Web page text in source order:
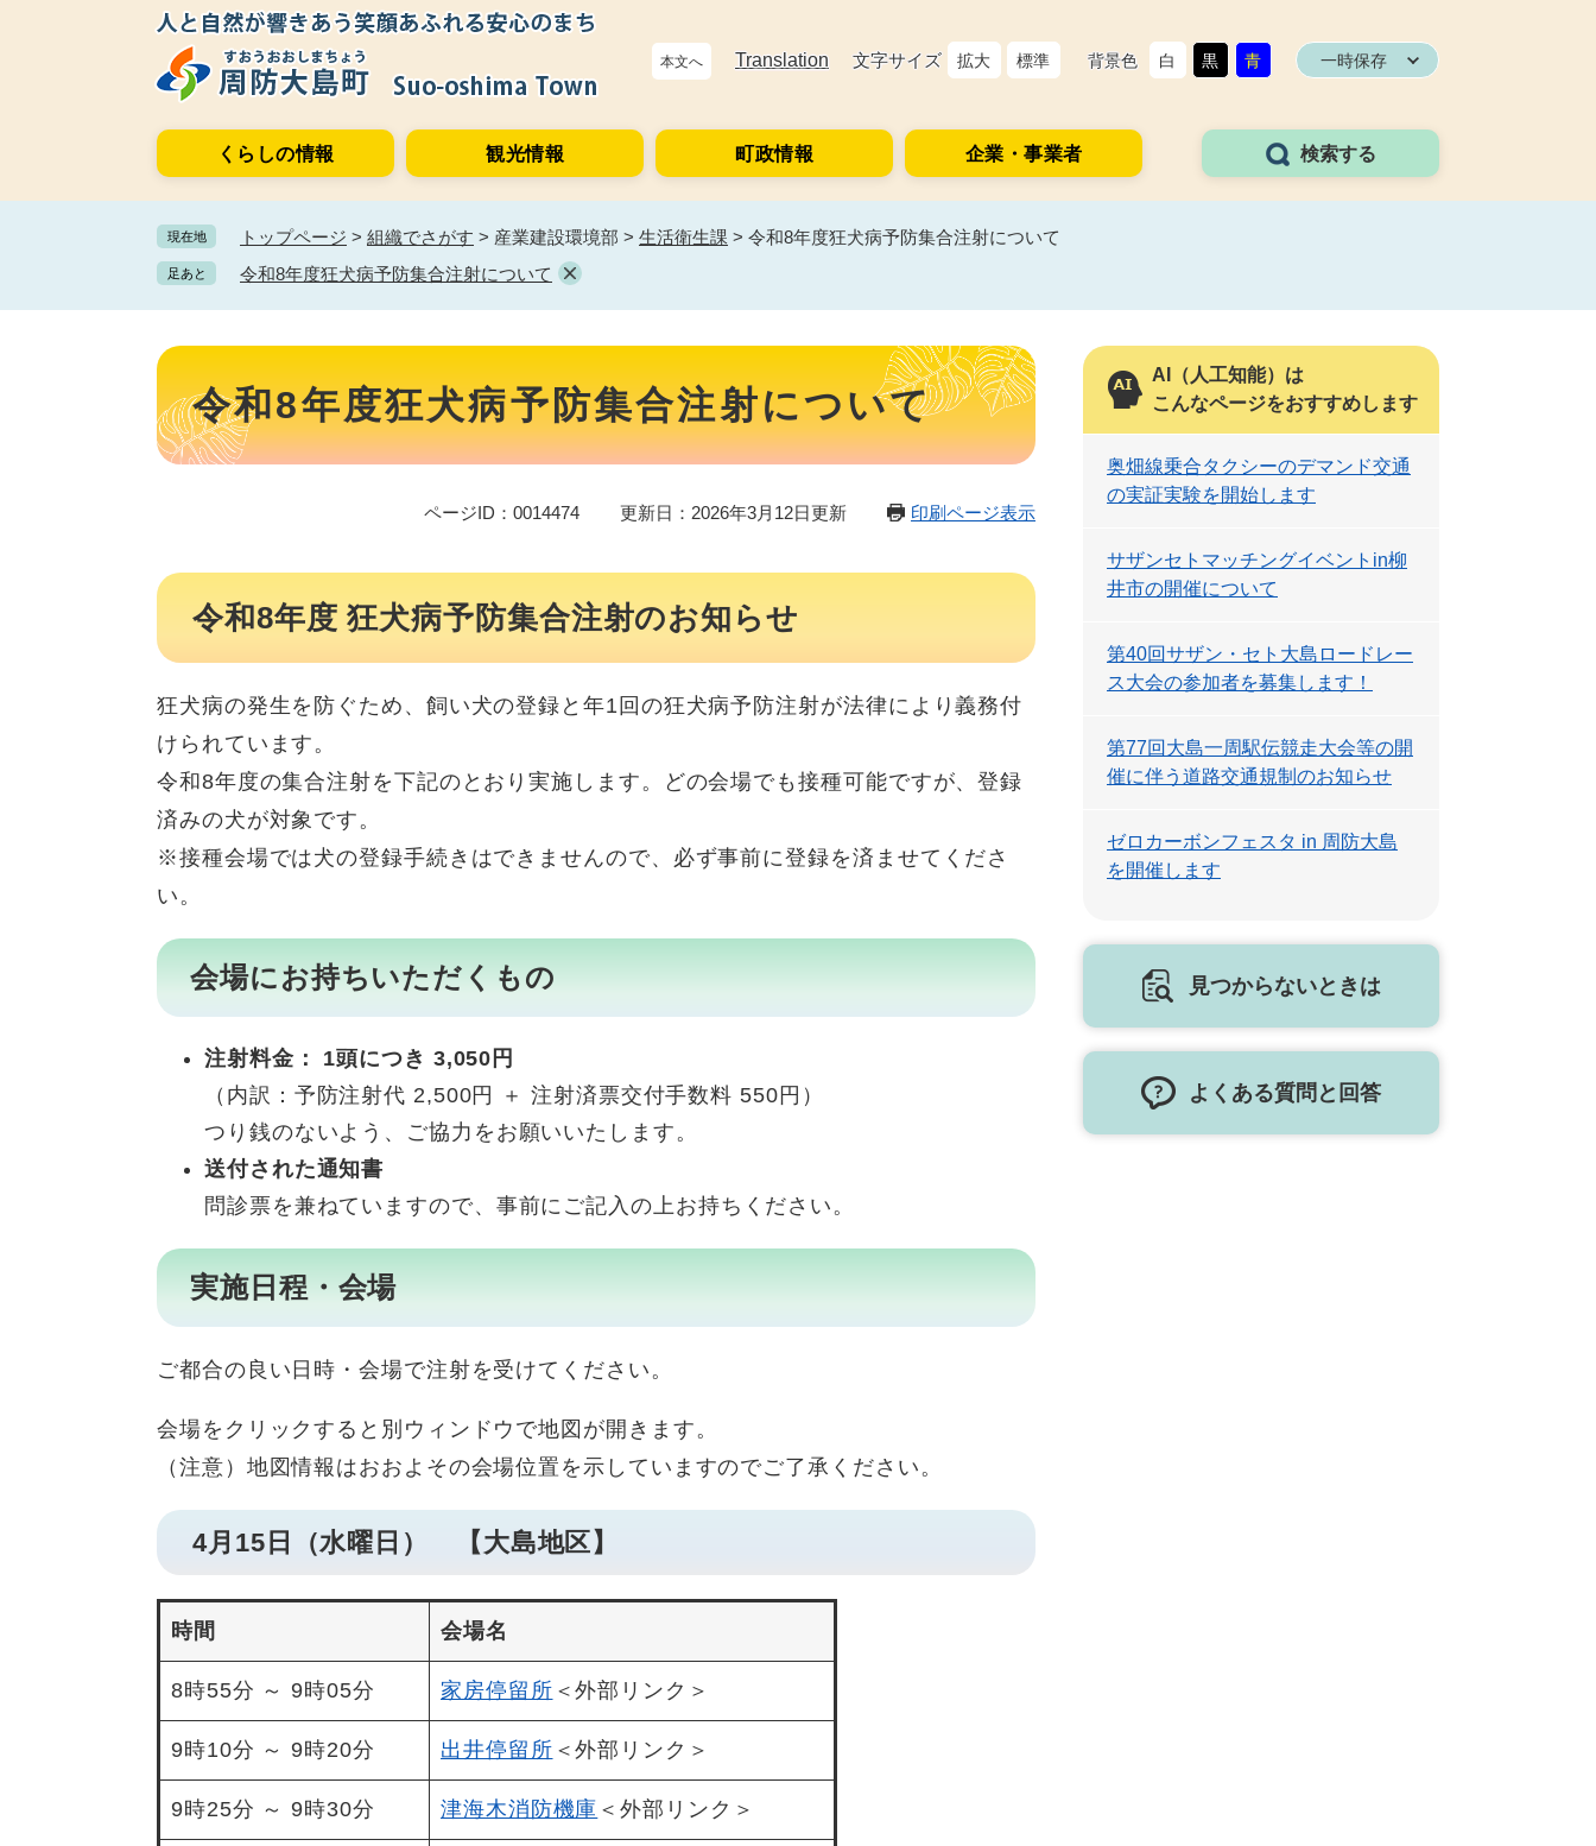
本文へ Translation 文字サイズ 拡大 標準 背景色 白 黒 青 一時保存
くらしの情報 観光情報 町政情報 企業・事業者 検索する
現在地 トップページ > 組織でさがす > 産業建設環境部 > 生活衛生課 > 令和8年度狂犬病予防集合注射について
足あと 令和8年度狂犬病予防集合注射について
本
令和8年度狂犬病予防集合注射について
ページID：0014474 更新日：2026年3月12日更新 印刷ページ表示
令和8年度 狂犬病予防集合注射のお知らせ
狂犬病の発生を防ぐため、飼い犬の登録と年1回の狂犬病予防注射が法律により義務付
けられています。
令和8年度の集合注射を下記のとおり実施します。どの会場でも接種可能ですが、登録
済みの犬が対象です。
※接種会場では犬の登録手続きはできませんので、必ず事前に登録を済ませてくださ
い。
会場にお持ちいただくもの
注射料金： 1頭につき 3,050円
（内訳：予防注射代 2,500円 ＋ 注射済票交付手数料 550円）
つり銭のないよう、ご協力をお願いいたします。
送付された通知書
問診票を兼ねていますので、事前にご記入の上お持ちください。
実施日程・会場
ご都合の良い日時・会場で注射を受けてください。
会場をクリックすると別ウィンドウで地図が開きます。
（注意）地図情報はおおよその会場位置を示していますのでご了承ください。
4月15日（水曜日） 【大島地区】
時間 会場名
8時55分 ～ 9時05分 家房停留所 ＜外部リンク＞
9時10分 ～ 9時20分 出井停留所 ＜外部リンク＞
9時25分 ～ 9時30分 津海木消防機庫 ＜外部リンク＞
AI（人工知能）は
こんなページをおすすめします
奥畑線乗合タクシーのデマンド交通
の実証実験を開始します
サザンセトマッチングイベントin柳
井市の開催について
第40回サザン・セト大島ロードレー
ス大会の参加者を募集します！
第77回大島一周駅伝競走大会等の開
催に伴う道路交通規制のお知らせ
ゼロカーボンフェスタ in 周防大島
を開催します
見つからないときは
よくある質問と回答